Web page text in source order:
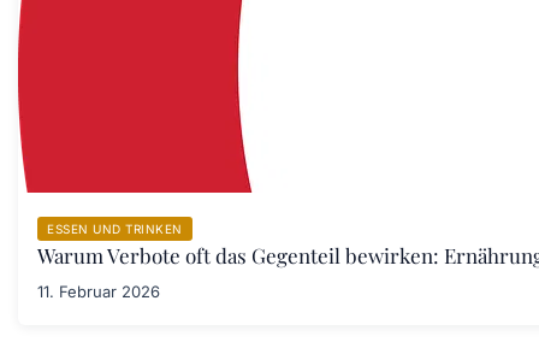
ESSEN UND TRINKEN
Warum Verbote oft das Gegenteil bewirken:
11. Februar 2026